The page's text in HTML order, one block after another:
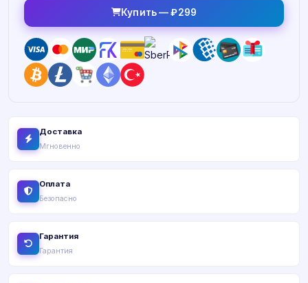
Купить — ₽299
Доставка
Мгновенно
Оплата
Безопасно
Гарантия
Гарантия